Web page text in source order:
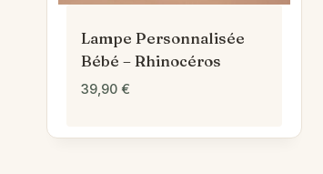
Lampe Personnalisée
Bébé – Rhinocéros
39,90 €